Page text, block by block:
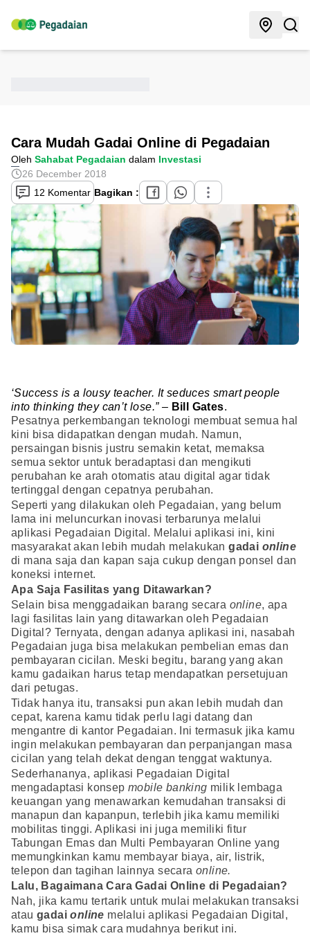
Cara Mudah Gadai Online di Pegadaian
Oleh Sahabat Pegadaian dalam Investasi
26 December 2018
12 Komentar Bagikan :
‘Success is a lousy teacher. It seduces smart people
into thinking they can’t lose.” – Bill Gates.
Pesatnya perkembangan teknologi membuat semua hal
kini bisa didapatkan dengan mudah. Namun,
persaingan bisnis justru semakin ketat, memaksa
semua sektor untuk beradaptasi dan mengikuti
perubahan ke arah otomatis atau digital agar tidak
tertinggal dengan cepatnya perubahan.
Seperti yang dilakukan oleh Pegadaian, yang belum
lama ini meluncurkan inovasi terbarunya melalui
aplikasi Pegadaian Digital. Melalui aplikasi ini, kini
masyarakat akan lebih mudah melakukangadai online
di mana saja dan kapan saja cukup dengan ponsel dan
koneksi internet.
Apa Saja Fasilitas yang Ditawarkan?
Selain bisa menggadaikan barang secara online, apa
lagi fasilitas lain yang ditawarkan oleh Pegadaian
Digital? Ternyata, dengan adanya aplikasi ini, nasabah
Pegadaian juga bisa melakukan pembelian emas dan
pembayaran cicilan. Meski begitu, barang yang akan
kamu gadaikan harus tetap mendapatkan persetujuan
dari petugas.
Tidak hanya itu, transaksi pun akan lebih mudah dan
cepat, karena kamu tidak perlu lagi datang dan
mengantre di kantor Pegadaian. Ini termasuk jika kamu
ingin melakukan pembayaran dan perpanjangan masa
cicilan yang telah dekat dengan tenggat waktunya.
Sederhananya, aplikasi Pegadaian Digital
mengadaptasi konsep mobile banking milik lembaga
keuangan yang menawarkan kemudahan transaksi di
manapun dan kapanpun, terlebih jika kamu memiliki
mobilitas tinggi. Aplikasi ini juga memiliki fitur
Tabungan Emas dan Multi Pembayaran Online yang
memungkinkan kamu membayar biaya, air, listrik,
telepon dan tagihan lainnya secara online.
Lalu, Bagaimana Cara Gadai Online di Pegadaian?
Nah, jika kamu tertarik untuk mulai melakukan transaksi
atau gadaionline melalui aplikasi Pegadaian Digital,
kamu bisa simak cara mudahnya berikut ini.